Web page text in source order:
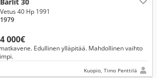
4 000€
Vetus 40 Hp 1991
1979
Edullinen ylläpitää. Mahdollinen vaihto
Kuopio, Timo Penttilä